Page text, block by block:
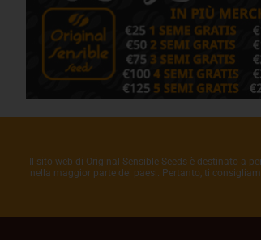
Il sito web di Original Sensible Seeds è destinato
nella maggior parte dei paesi. Pertanto, ti